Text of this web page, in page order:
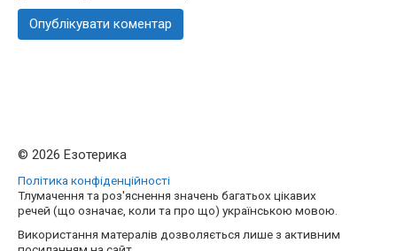
© 2026 Езотерика
Політика конфіденційності
Тлумачення та роз'яснення значень багатьох цікавих
речей (що означає, коли та про що) українською мовою.
Використання матералів дозволяється лише з активним